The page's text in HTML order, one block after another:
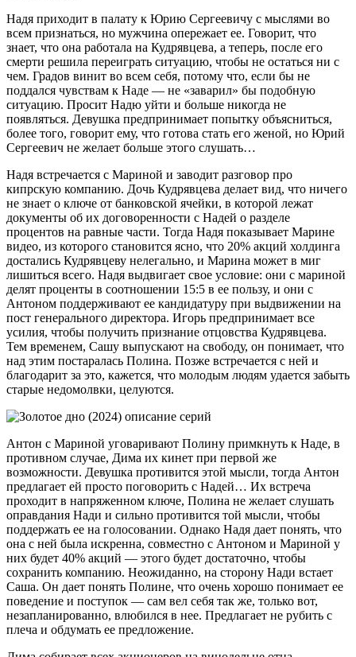
Надя приходит в палату к Юрию Сергеевичу с мыслями во
всем признаться, но мужчина опережает ее. Говорит, что
знает, что она работала на Кудрявцева, а теперь, после его
смерти решила переиграть ситуацию, чтобы не остаться ни с
чем. Градов винит во всем себя, потому что, если бы не
поддался чувствам к Наде — не «заварил» бы подобную
ситуацию. Просит Надю уйти и больше никогда не
появляться. Девушка предпринимает попытку объясниться,
более того, говорит ему, что готова стать его женой, но Юрий
Сергеевич не желает больше этого слушать…
Надя встречается с Мариной и заводит разговор про
кипрскую компанию. Дочь Кудрявцева делает вид, что ничего
не знает о ключе от банковской ячейки, в которой лежат
документы об их договоренности с Надей о разделе
процентов на равные части. Тогда Надя показывает Марине
видео, из которого становится ясно, что 20% акций холдинга
достались Кудрявцеву нелегально, и Марина может в миг
лишиться всего. Надя выдвигает свое условие: они с мариной
делят проценты в соотношении 15:5 в ее пользу, и они с
Антоном поддерживают ее кандидатуру при выдвижении на
пост генерального директора. Игорь предпринимает все
усилия, чтобы получить признание отцовства Кудрявцева.
Тем временем, Сашу выпускают на свободу, он понимает, что
над этим постаралась Полина. Позже встречается с ней и
благодарит за это, кажется, что молодым людям удается забыть
старые недомолвки, целуются.
Антон с Мариной уговаривают Полину примкнуть к Наде, в
противном случае, Дима их кинет при первой же
возможности. Девушка противится этой мысли, тогда Антон
предлагает ей просто поговорить с Надей… Их встреча
проходит в напряженном ключе, Полина не желает слушать
оправдания Нади и сильно противится той мысли, чтобы
поддержать ее на голосовании. Однако Надя дает понять, что
она с ней была искренна, совместно с Антоном и Мариной у
них будет 40% акций — этого будет достаточно, чтобы
сохранить компанию. Неожиданно, на сторону Нади встает
Саша. Он дает понять Полине, что очень хорошо понимает ее
поведение и поступок — сам вел себя так же, только вот,
незапланированно, влюбился в нее. Предлагает не рубить с
плеча и обдумать ее предложение.